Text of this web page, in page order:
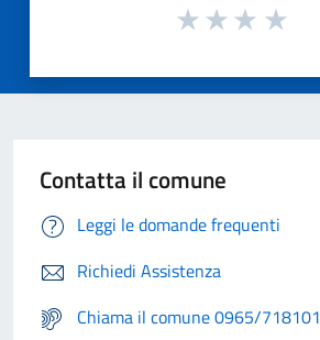
Contatta il comune
Leggi le domande frequenti
Richiedi Assistenza
Chiama il comune 0965/718101